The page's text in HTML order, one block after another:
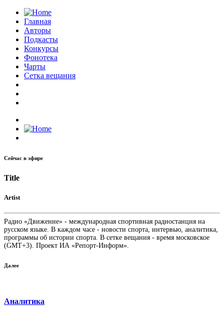
Главная
Авторы
Подкасты
Конкурсы
Фонотека
Чарты
Сетка вещания
Сейчас в эфире
Title
Artist
Радио «Движение» - международная спортивная радиостанция на
русском языке. В каждом часе - новости спорта, интервью, аналитика,
программы об истории спорта. В сетке вещания - время московское
(GMT+3). Проект ИА «Репорт-Информ».
Далее
Аналитика